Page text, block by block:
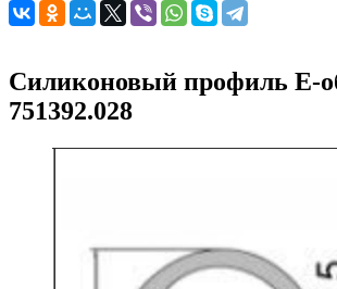
Силиконовый профиль Е-
751392.028